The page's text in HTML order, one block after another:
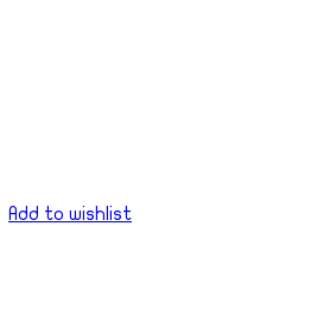
Add to wishlist